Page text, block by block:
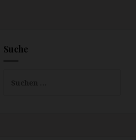
Suche